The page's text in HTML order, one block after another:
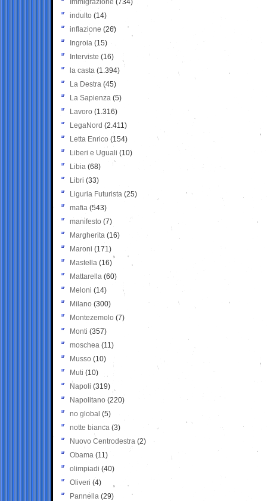
Immigrazione (734)
indulto (14)
inflazione (26)
Ingroia (15)
Interviste (16)
la casta (1.394)
La Destra (45)
La Sapienza (5)
Lavoro (1.316)
LegaNord (2.411)
Letta Enrico (154)
Liberi e Uguali (10)
Libia (68)
Libri (33)
Liguria Futurista (25)
mafia (543)
manifesto (7)
Margherita (16)
Maroni (171)
Mastella (16)
Mattarella (60)
Meloni (14)
Milano (300)
Montezemolo (7)
Monti (357)
moschea (11)
Musso (10)
Muti (10)
Napoli (319)
Napolitano (220)
no global (5)
notte bianca (3)
Nuovo Centrodestra (2)
Obama (11)
olimpiadi (40)
Oliveri (4)
Pannella (29)